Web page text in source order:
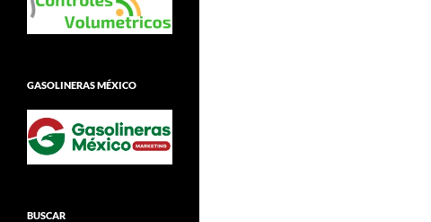
GASOLINERAS MÉXICO
BUSCAR